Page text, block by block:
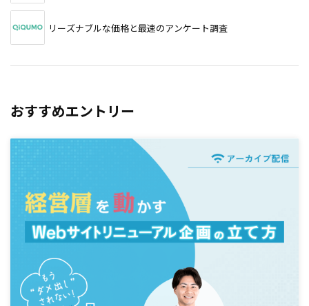
リーズナブルな価格と最速のアンケート調査
おすすめエントリー